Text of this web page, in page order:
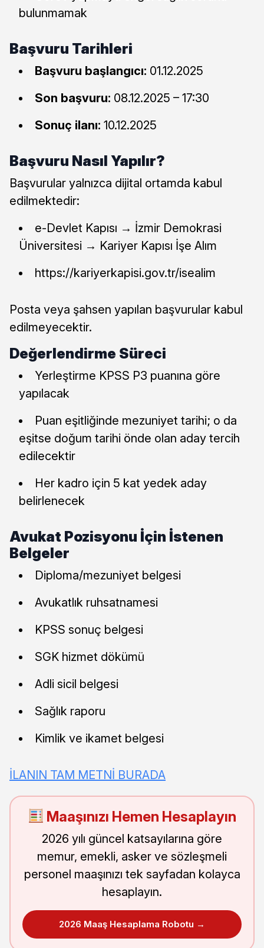
bulunmamak
Başvuru Tarihleri
Başvuru başlangıcı: 01.12.2025
Son başvuru: 08.12.2025 – 17:30
Sonuç ilanı: 10.12.2025
Başvuru Nasıl Yapılır?
Başvurular yalnızca dijital ortamda kabul
edilmektedir:
e-Devlet Kapısı → İzmir Demokrasi
Üniversitesi → Kariyer Kapısı İşe Alım
https://kariyerkapisi.gov.tr/isealim
Posta veya şahsen yapılan başvurular kabul
edilmeyecektir.
Değerlendirme Süreci
Yerleştirme KPSS P3 puanına göre
yapılacak
Puan eşitliğinde mezuniyet tarihi; o da
eşitse doğum tarihi önde olan aday tercih
edilecektir
Her kadro için 5 kat yedek aday
belirlenecek
Avukat Pozisyonu İçin İstenen
Belgeler
Diploma/mezuniyet belgesi
Avukatlık ruhsatnamesi
KPSS sonuç belgesi
SGK hizmet dökümü
Adli sicil belgesi
Sağlık raporu
Kimlik ve ikamet belgesi
İLANIN TAM METNİ BURADA
Maaşınızı Hemen Hesaplayın
2026 yılı güncel katsayılarına göre
memur, emekli, asker ve sözleşmeli
personel maaşınızı tek sayfadan kolayca
hesaplayın.
2026 Maaş Hesaplama Robotu →